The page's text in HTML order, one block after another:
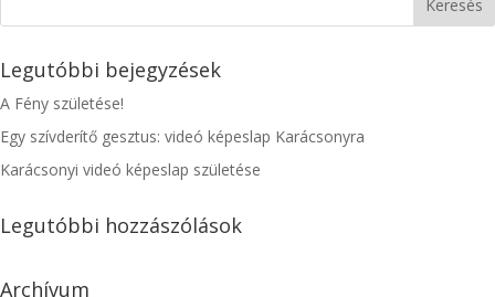
Legutóbbi bejegyzések
A Fény születése!
Egy szívderítő gesztus: videó képeslap Karácsonyra
Karácsonyi videó képeslap születése
Legutóbbi hozzászólások
Archívum